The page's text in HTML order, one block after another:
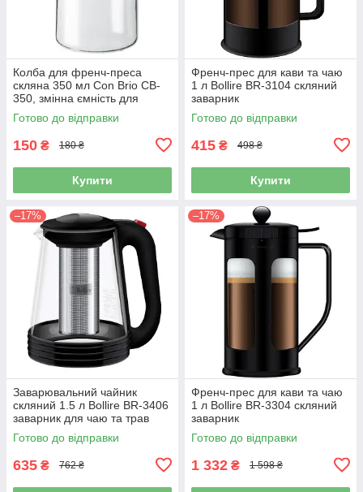
Колба для френч-преса
скляна 350 мл Con Brio CB-
350, змінна ємність для
заварника
Готово до відправки
150 ₴ 180 ₴
Купити
Френч-прес для кави та чаю
1 л Bollire BR-3104 скляний
заварник
Готово до відправки
415 ₴ 498 ₴
Купити
–17%
Заварювальний чайник
скляний 1.5 л Bollire BR-3406
заварник для чаю та трав
Готово до відправки
635 ₴ 762 ₴
–17%
Френч-прес для кави та чаю
1 л Bollire BR-3304 скляний
заварник
Готово до відправки
1 332 ₴ 1 598 ₴